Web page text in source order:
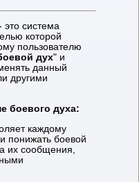
система
которой
пользователю
дух" и
данный
другими
боевого духа:
каждому
понижать боевой
их сообщения,